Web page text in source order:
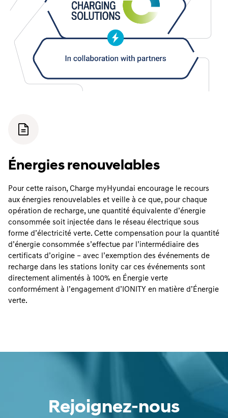
Énergies renouvelables
Pour cette raison, Charge myHyundai encourage le recours
aux énergies renouvelables et veille à ce que, pour chaque
opération de recharge, une quantité équivalente d’énergie
consommée soit injectée dans le réseau électrique sous
forme d’électricité verte. Cette compensation pour la quantité
d’énergie consommée s’effectue par l’intermédiaire des
certificats d’origine – avec l’exemption des événements de
recharge dans les stations Ionity car ces événements sont
directement alimentés à 100% en Énergie verte
conformément à l’engagement d’IONITY en matière d’Énergie
verte.
Rejoignez-nous